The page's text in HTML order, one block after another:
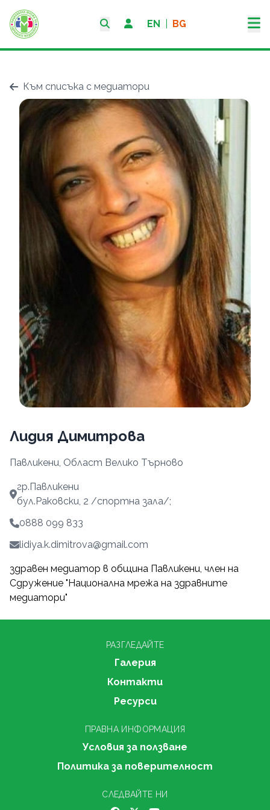
EN BG
Към списъка с медиатори
Лидия Димитрова
Павликени, Област Велико Търново
гр.Павликени
бул.Раковски, 2 /спортна зала/;
0888 099 833
lidiya.k.dimitrova@gmail.com
здравен медиатор в община Павликени, член на
Сдружение "Национална мрежа на здравните
медиатори"
РАЗГЛЕДАЙТЕ
Галерия
Контакти
Ресурси
ПРАВНА ИНФОРМАЦИЯ
Условия за ползване
Политика за поверителност
СЛЕДВАЙТЕ НИ